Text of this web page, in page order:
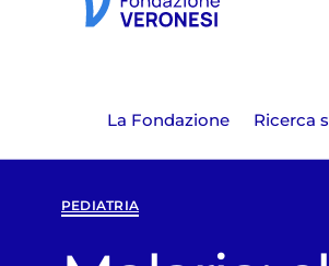
La Fondazione Ricerca
PEDIATRIA